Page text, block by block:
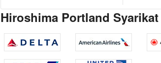
Hiroshima Portland